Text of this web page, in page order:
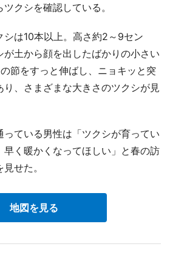
クシを確認している。
は10本以上。高さ約2～9セン
土から顔を出したばかりの小さい
節をすっと伸ばし、ニョキッと突
り、さまざまな大きさのツクシが見
ている男性は「ツクシが育ってい
早く暖かくなってほしい」と春の訪
せた。
地図を見る